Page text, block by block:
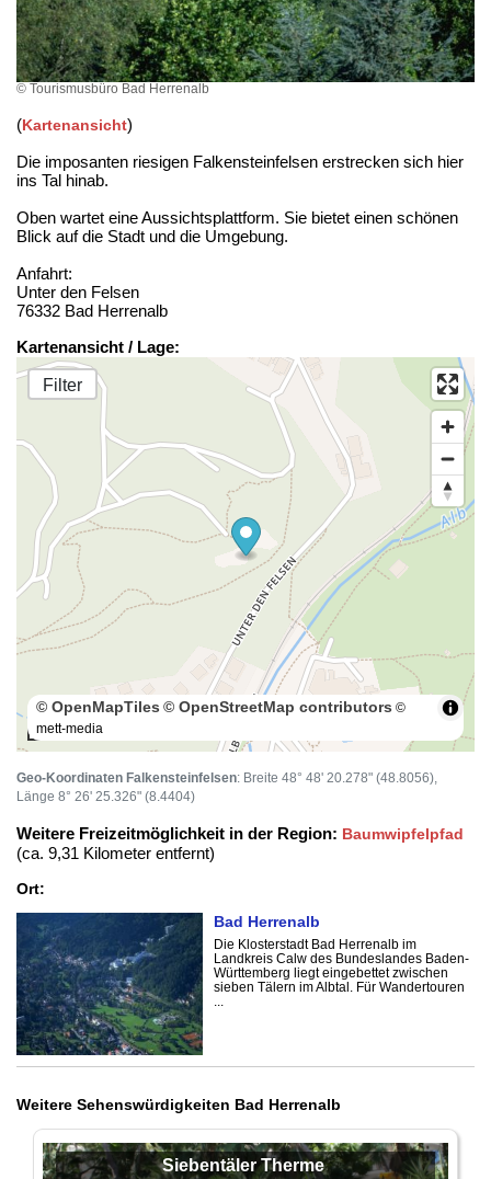
© Tourismusbüro Bad Herrenalb
(Kartenansicht)
Die imposanten riesigen Falkensteinfelsen erstrecken sich hier
ins Tal hinab.
Oben wartet eine Aussichtsplattform. Sie bietet einen schönen
Blick auf die Stadt und die Umgebung.
Anfahrt:
Unter den Felsen
76332 Bad Herrenalb
Kartenansicht / Lage:
Filter
100 m
© OpenMapTiles © OpenStreetMap contributors ©
mett-media
Geo-Koordinaten Falkensteinfelsen: Breite 48° 48' 20.278" (48.8056),
Länge 8° 26' 25.326" (8.4404)
Weitere Freizeitmöglichkeit in der Region: Baumwipfelpfad
(ca. 9,31 Kilometer entfernt)
Ort:
Bad Herrenalb
Die Klosterstadt Bad Herrenalb im
Landkreis Calw des Bundeslandes Baden-
Württemberg liegt eingebettet zwischen
sieben Tälern im Albtal. Für Wandertouren
Weitere Sehenswürdigkeiten Bad Herrenalb
Siebentäler Therme